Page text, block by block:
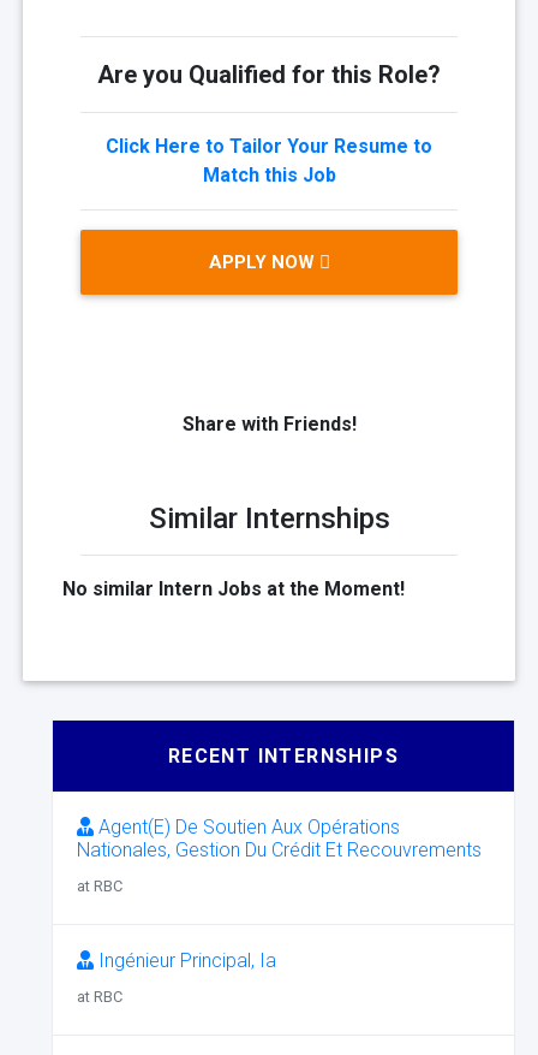
Are you Qualified for this Role?
Click Here to Tailor Your Resume to
Match this Job
APPLY NOW
Share with Friends!
Similar Internships
No similar Intern Jobs at the Moment!
RECENT INTERNSHIPS
Agent(E) De Soutien Aux Opérations
Nationales, Gestion Du Crédit Et Recouvrements
at RBC
Ingénieur Principal, Ia
at RBC